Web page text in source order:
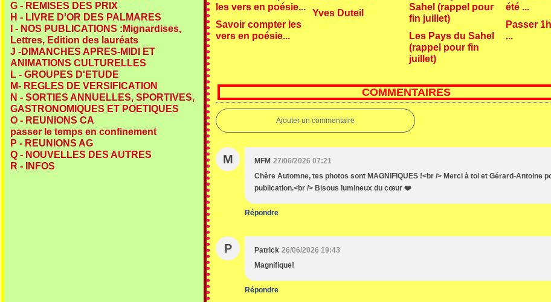
G - REMISES DES PRIX
H - LIVRE D'OR DES PALMARES
I - NOS PUBLICATIONS :Mignardises,
Lettres, Edition des lauréats
J -DIMANCHES APRES-MIDI ET
ANIMATIONS CULTURELLES
L - GROUPES D'ETUDE
M- REGLES DE VERSIFICATION
N - SORTIES ANNUELLES, SPORTIVES,
GASTRONOMIQUES ET POETIQUES
O - REUNIONS CA
passer le temps en confinement
P - REUNIONS AG
Q - NOUVELLES DES AUTRES
R - INFOS
Savoir compter les
vers en poésie...
Yves Duteil
Les Pays du Sahel
(rappel pour fin
juillet)
Passer
...
COMMENTAIRES
Ajouter un commentaire
M MFM 27/06/2026 07:21
Chère Automne, tes photos sont MAGNIFIQUES !<br /> Merci à toi et Gérard-Antoine
publication.<br /> Bisous lumineux du cœur ❤️
Répondre
P Patrick 26/06/2026 19:43
Magnifique!
Répondre